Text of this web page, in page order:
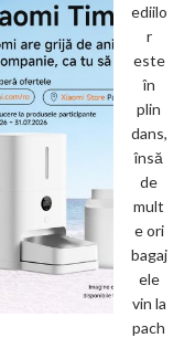
ediilo
r
este
în
plin
dans,
însă
de
mult
e ori
bagaj
ele
vin la
pach